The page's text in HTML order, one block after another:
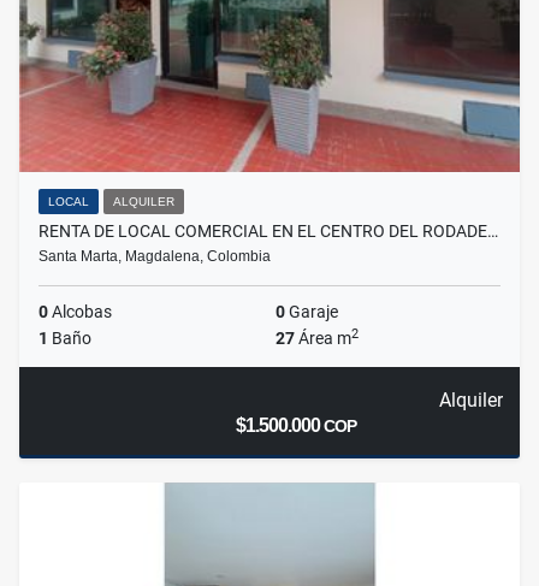
LOCAL ALQUILER
RENTA DE LOCAL COMERCIAL EN EL CENTRO DEL RODADE…
Santa Marta, Magdalena, Colombia
0Alcobas 0Garaje
1 Baño 27Área m2
Alquiler
$1.500.000COP